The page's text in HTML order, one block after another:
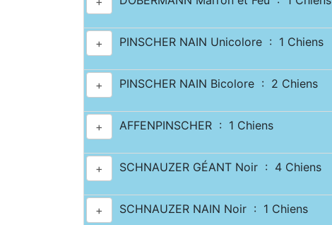
+ PINSCHER NAIN Unicolore : 1 Chiens
+ PINSCHER NAIN Bicolore : 2 Chiens
+ AFFENPINSCHER : 1 Chiens
+ SCHNAUZER GÉANT Noir : 4 Chiens
+ SCHNAUZER NAIN Noir : 1 Chiens